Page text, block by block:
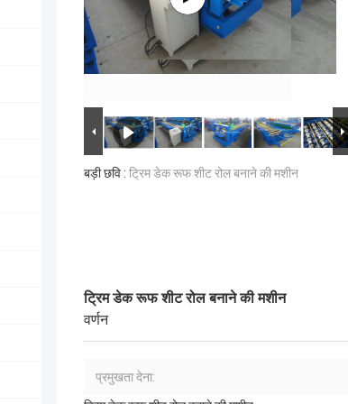
बड़ी छवि : ट्रिम डेक रूफ शीट रोल बनाने की मशीन
ट्रिम डेक रूफ शीट रोल बनाने की मशीन
वर्णन
प्रमुखता देना: